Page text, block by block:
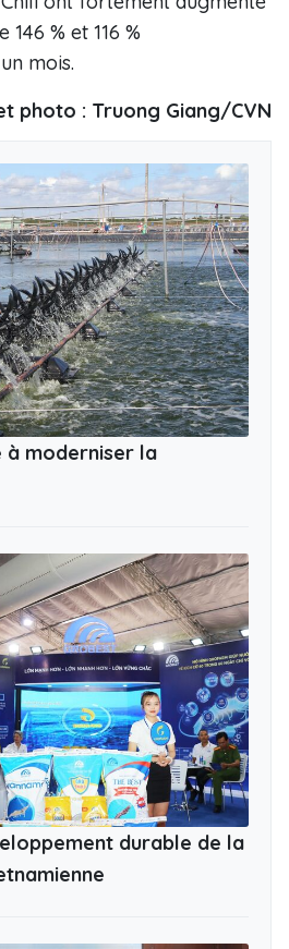
% et 116 %
mois.
photo : Truong Giang/CVN
à moderniser la
durable de la